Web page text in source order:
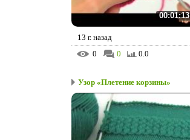
00:01:13
13 г. назад
0
0 0.0
Узор «Плетение корзины»